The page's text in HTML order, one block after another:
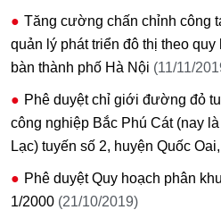
Tăng cường chấn chỉnh công
quản lý phát triển đô thị theo
bàn thành phố Hà Nội (11/11/
Phê duyệt chỉ giới đường đỏ
công nghiệp Bắc Phú Cát (nay
Lạc) tuyến số 2, huyện Quốc
Phê duyệt Quy hoạch phân
1/2000 (21/10/2019)